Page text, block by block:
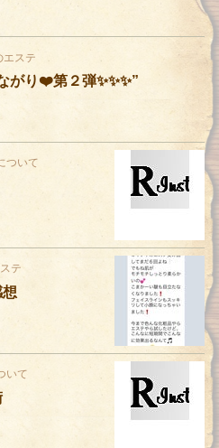
エステ
がり❤️第２弾✨✨✨”
ついて
テ
いて